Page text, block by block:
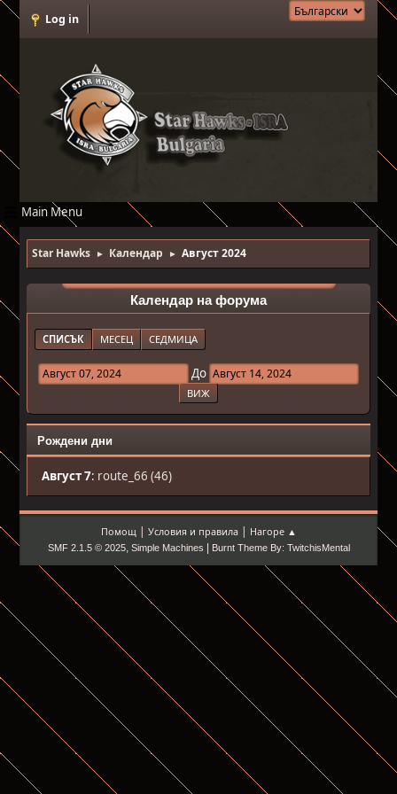
Log in
Main Menu
Star Hawks ► Календар ► Август 2024
Календар на форума
СПИСЪК МЕСЕЦ СЕДМИЦА
До
Рождени дни
Август 7: route_66 (46)
Помощ| Условия и правила| Нагоре ▲
SMF 2.1.5 © 2025, Simple Machines Burnt Theme By: TwitchisMental